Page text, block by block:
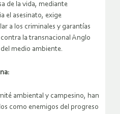
de la vida, mediante
el asesinato, exige
a los criminales y garantías
la transnacional Anglo
medio ambiente.
ambiental y campesino, han
como enemigos del progreso